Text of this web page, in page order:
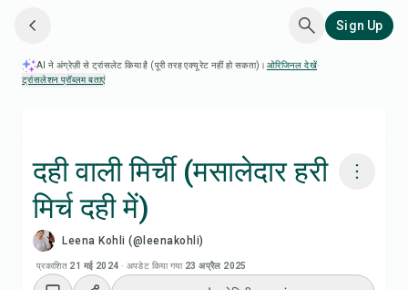
Sign Up
AI ने अंग्रेज़ी से ट्रांसलेट किया है (पूरी तरह एक्यूरेट नहीं हो सकता)। ओरिजिनल देखें·
ट्रांसलेशन प्रॉब्लम बताएं
दही वाली मिर्ची (मसालेदार हरी
मिर्च दही में)
Leena Kohli (@leenakohli)
प्रकाशित 21 मई 2024 · अपडेट किया गया 23 अप्रैल 2025
Add to Meal Plan